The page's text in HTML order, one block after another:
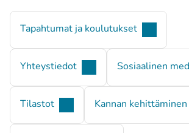
Tapahtumat ja koulutukset
Yhteystiedot Sosiaalinen
Tilastot Kannan